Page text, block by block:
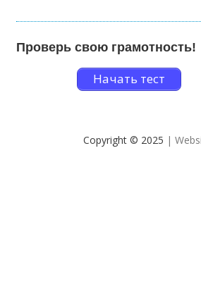
Проверь свою грамотность!
Начать тест
Copyright © 2025 |